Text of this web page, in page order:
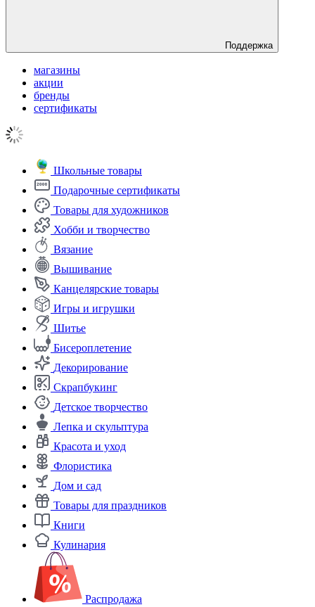
Поддержка
магазины
акции
бренды
сертификаты
Школьные товары
Подарочные сертификаты
Товары для художников
Хобби и творчество
Вязание
Вышивание
Канцелярские товары
Игры и игрушки
Шитье
Бисероплетение
Декорирование
Скрапбукинг
Детское творчество
Лепка и скульптура
Красота и уход
Флористика
Дом и сад
Товары для праздников
Книги
Кулинария
Распродажа